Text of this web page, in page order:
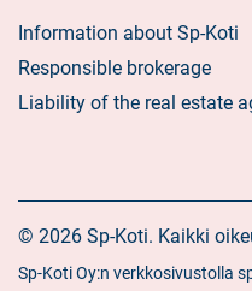
Information about Sp-Koti
Responsible brokerage
Liability of the real estate
© 2026 Sp-Koti. Kaikki
Sp-Koti Oy:n verkkosivustolla